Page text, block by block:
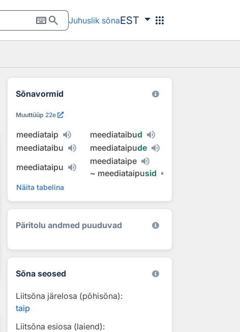
keyboardsearch Juhuslik sõnaEST apps
Sõnavormid
Muuttüüp 22e
meediataip meediataibud
meediataibu
meediataipude
meediataipu
meediataipe
~ meediataipusid
Näita tabelina
Päritolu andmed puuduvad
Sõna seosed
Liitsõna järelosa (põhisõna):
taip
Liitsõna esiosa (laiend):